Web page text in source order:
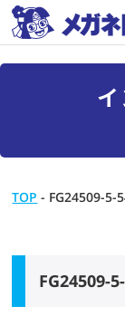
メガネドラッグに
TOP - FG24509-5-
FG24509-